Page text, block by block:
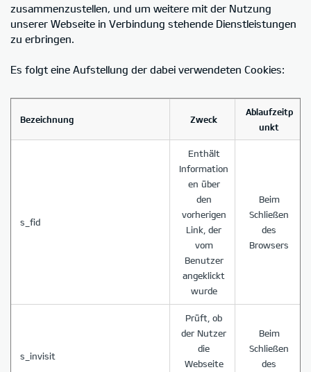
zusammenzustellen, und um weitere mit der Nutzung
unserer Webseite in Verbindung stehende Dienstleistungen
zu erbringen.
Es folgt eine Aufstellung der dabei verwendeten Cookies:
Bezeichnung Zweck
Ablaufzeitp
unkt
s_fid
Enthält
Information
en über
den
vorherigen
Link, der
vom
Benutzer
angeklickt
wurde
Beim
Schließen
des
Browsers
s_invisit
Prüft, ob
der Nutzer
die
Webseite
Beim
Schließen
des